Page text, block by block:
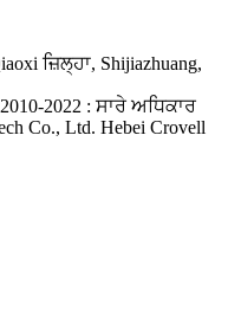
ਜ਼ਿਲ੍ਹਾ, Shijiazhuang,
2022 : ਸਾਰੇ ਅਧਿਕਾਰ
Co., Ltd. Hebei Crovell